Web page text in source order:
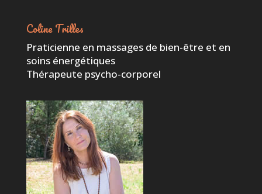
Coline Trilles
Praticienne en massages de bien-être et en
soins énergétiques
Thérapeute psycho-corporel